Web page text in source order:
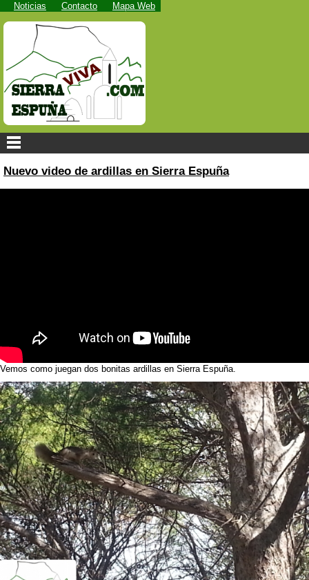
Noticias Contacto Mapa Web
Nuevo video de ardillas en Sierra Espuña
Vemos como juegan dos bonitas ardillas en Sierra Espuña.